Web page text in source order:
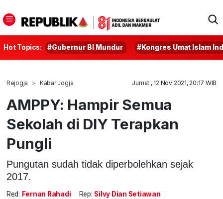
Hot Topics: #Gubernur BI Mundur #Kongres Umat Islam
Rejogja Kabar Jogja Jumat , 12 Nov 2021, 20:17 WIB
AMPPY: Hampir Semua
Sekolah di DIY Terapkan
Pungli
Pungutan sudah tidak diperbolehkan sejak
2017.
Red: Fernan Rahadi Rep: Silvy Dian Setiawan